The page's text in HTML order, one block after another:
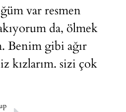
var resmen
da, ölmek
Benim gibi ağır
kızlarım. sizi çok